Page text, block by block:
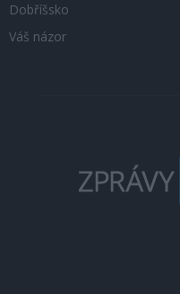
Dobříšsko
Váš názor